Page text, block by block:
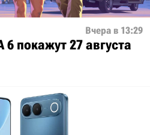
Вчера в 13:29
6 покажут 27 августа